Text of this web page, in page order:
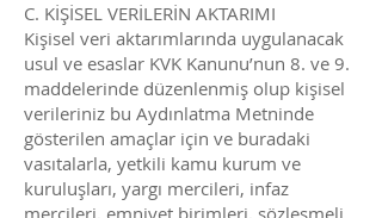
C. KİŞİSEL VERİLERİN AKTARIMI
Kişisel veri aktarımlarında uygulanacak
usul ve esaslar KVK Kanunu’nun 8. ve 9.
maddelerinde düzenlenmiş olup kişisel
verileriniz bu Aydınlatma Metninde
gösterilen amaçlar için ve buradaki
vasıtalarla, yetkili kamu kurum ve
kuruluşları, yargı mercileri, infaz
mercileri, emniyet birimleri, sözleşmeli